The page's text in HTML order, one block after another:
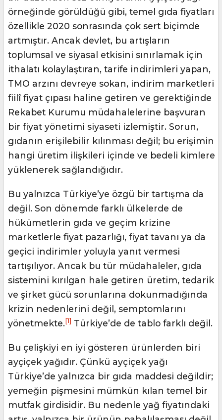
örneğinde görüldüğü gibi, temel gıda fiyatları
özellikle 2020 sonrasında çok sert biçimde
artmıştır. Ancak devlet, bu artışların
toplumsal ve siyasal etkisini sınırlamak için
ithalatı kolaylaştıran, tarife indirimleri yapan,
TMO arzını devreye sokan, indirim marketleri
fiilî fiyat çıpası haline getiren ve gerektiğinde
Rekabet Kurumu müdahalelerine başvuran
bir fiyat yönetimi siyaseti izlemiştir. Sorun,
gıdanın erişilebilir kılınması değil; bu erişimin
hangi üretim ilişkileri içinde ve bedeli kimlere
yüklenerek sağlandığıdır.
Bu yalnızca Türkiye’ye özgü bir tartışma da
değil. Son dönemde farklı ülkelerde de
hükümetlerin gıda ve geçim krizine
marketlerle fiyat pazarlığı, fiyat tavanı ya da
geçici indirimler yoluyla yanıt vermesi
tartışılıyor. Ancak bu tür müdahaleler, gıda
sistemini kırılgan hale getiren üretim, tedarik
ve şirket gücü sorunlarına dokunmadığında
krizin nedenlerini değil, semptomlarını
yönetmekte.[1] Türkiye’de de tablo farklı değil.
Bu çelişkiyi en iyi gösteren ürünlerden biri
ayçiçek yağıdır. Çünkü ayçiçek yağı
Türkiye’de yalnızca bir gıda maddesi değildir;
yemeğin pişmesini mümkün kılan temel bir
mutfak girdisidir. Bu nedenle yağ fiyatındaki